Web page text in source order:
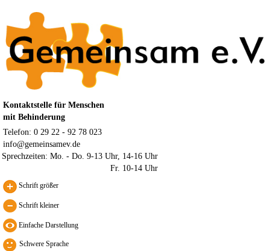
Kontaktstelle für Menschen
mit Behinderung
Telefon: 0 29 22 - 92 78 023
info@gemeinsamev.de
Sprechzeiten: Mo. - Do. 9-13 Uhr, 14-16 Uhr
Fr. 10-14 Uhr
Schrift größer
Schrift kleiner
Schwere Sprache